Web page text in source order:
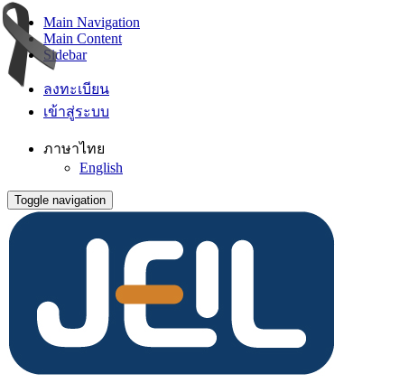
Main Navigation
Main Content
Sidebar
ลงทะเบียน
เข้าสู่ระบบ
ภาษาไทย
English
Toggle navigation